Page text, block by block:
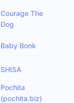
Courage The
Dog
Baby Bonk
SHISA
Pochita
(pochita.biz)